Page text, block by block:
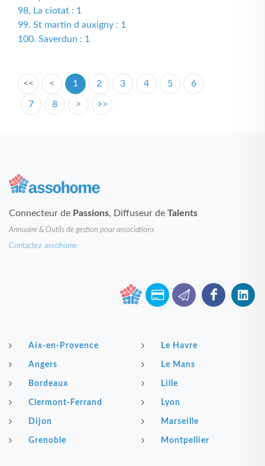
98. La ciotat : 1
99. St martin d auxigny : 1
100. Saverdun : 1
<< < 1 2 3 4 5 6
7 8 > >>
Connecteur de Passions, Diffuseur de Talents
Annuaire & Outils de gestion pour associations
Contactez assohome
Aix-en-Provence
Angers
Bordeaux
Clermont-Ferrand
Dijon
Grenoble
Le Havre
Le Mans
Lille
Lyon
Marseille
Montpellier